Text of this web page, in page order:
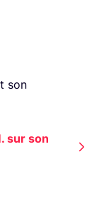
son
sur son